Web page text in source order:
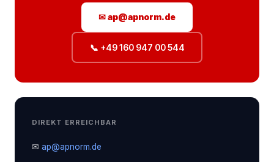
✉ ap@apnorm.de
📞 +49 160 947 00 544
DIREKT ERREICHBAR
✉ ap@apnorm.de